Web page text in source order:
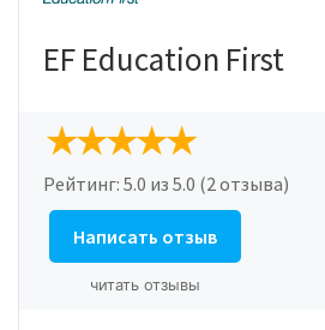
EF Education First
Рейтинг: 5.0 из 5.0 (2 отзыва)
Написать отзыв
читать отзывы